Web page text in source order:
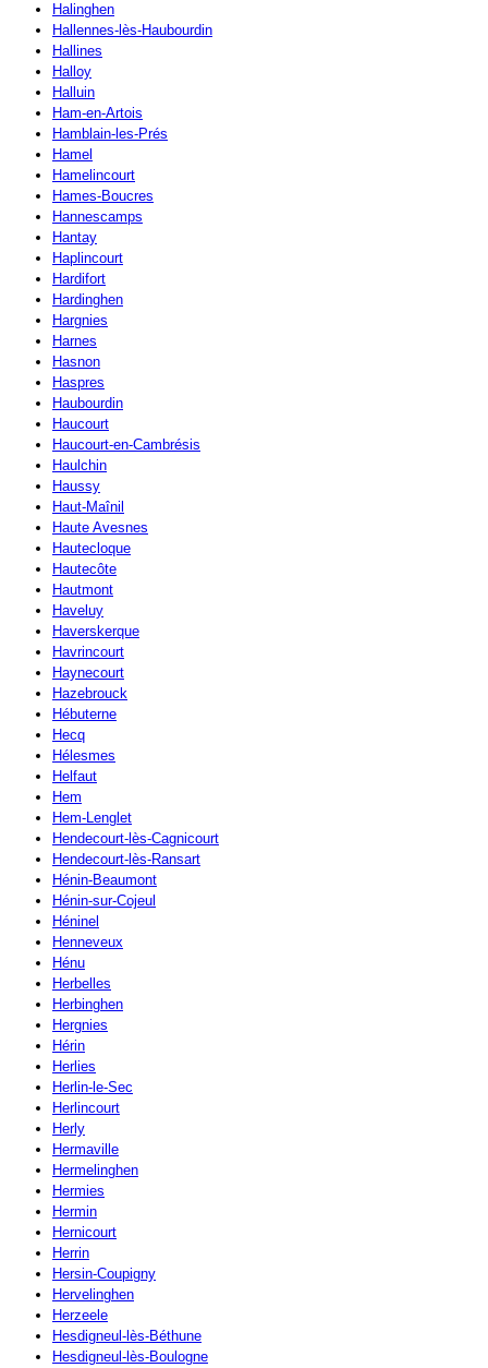
Halinghen
Hallennes-lès-Haubourdin
Hallines
Halloy
Halluin
Ham-en-Artois
Hamblain-les-Prés
Hamel
Hamelincourt
Hames-Boucres
Hannescamps
Hantay
Haplincourt
Hardifort
Hardinghen
Hargnies
Harnes
Hasnon
Haspres
Haubourdin
Haucourt
Haucourt-en-Cambrésis
Haulchin
Haussy
Haut-Maînil
Haute Avesnes
Hautecloque
Hautecôte
Hautmont
Haveluy
Haverskerque
Havrincourt
Haynecourt
Hazebrouck
Hébuterne
Hecq
Hélesmes
Helfaut
Hem
Hem-Lenglet
Hendecourt-lès-Cagnicourt
Hendecourt-lès-Ransart
Hénin-Beaumont
Hénin-sur-Cojeul
Héninel
Henneveux
Hénu
Herbelles
Herbinghen
Hergnies
Hérin
Herlies
Herlin-le-Sec
Herlincourt
Herly
Hermaville
Hermelinghen
Hermies
Hermin
Hernicourt
Herrin
Hersin-Coupigny
Hervelinghen
Herzeele
Hesdigneul-lès-Béthune
Hesdigneul-lès-Boulogne